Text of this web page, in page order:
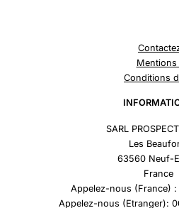
Mentions
Conditions
SARL
Les
63560 Neuf-
France
Appelez-nous (France)
Appelez-nous (Etranger):